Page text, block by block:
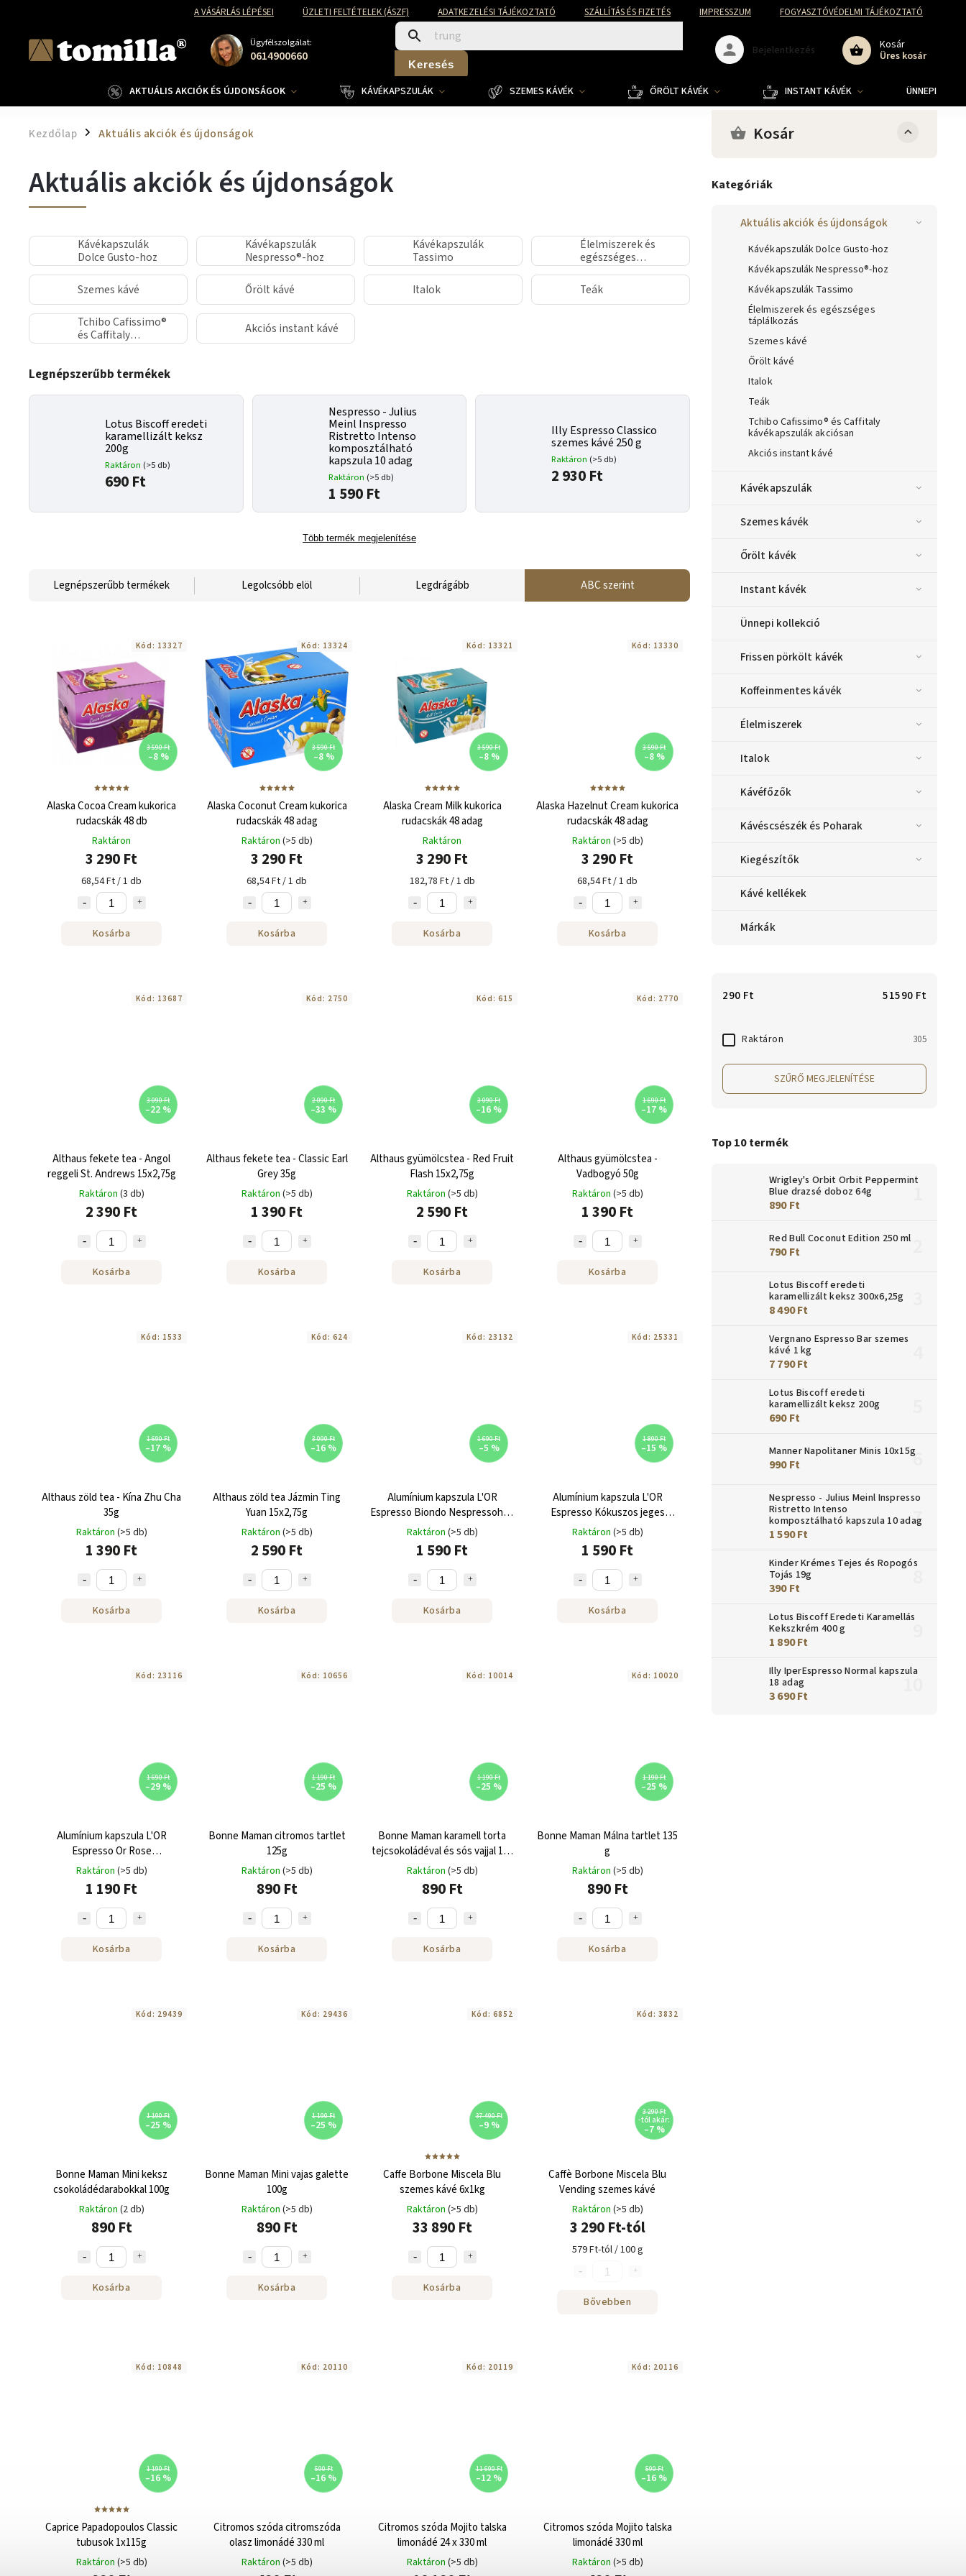
A VÁSÁRLÁS LÉPÉSEI ÜZLETI FELTÉTELEK (ÁSZF) ADATKEZELÉSI TÁJÉKOZTATÓ SZÁLLÍTÁS ÉS FIZETÉS IMPRESSZUM FOGYASZTÓVÉDELMI TÁJÉKOZTATÓ
Ügyfélszolgálat:
0614900660 Keresés
Kosár
Üres kosár
Bejelentkezés
AKTUÁLIS AKCIÓK ÉS ÚJDONSÁGOK KÁVÉKAPSZULÁK SZEMES KÁVÉK ŐRÖLT KÁVÉK INSTANT KÁVÉK ÜNNEPI
Kezdőlap / Aktuális akciók és újdonságok Kosár
Kategóriák
Aktuális akciók és újdonságok
Kávékapszulák Dolce Gusto-hoz
Kávékapszulák Nespresso®-hoz
Kávékapszulák Tassimo
Élelmiszerek és egészséges
táplálkozás
Szemes kávé
Őrölt kávé
Italok
Teák
Tchibo Cafissimo® és Caffitaly
kávékapszulák akciósan
Akciós instant kávé
Kávékapszulák
Szemes kávék
Őrölt kávék
Instant kávék
Ünnepi kollekció
Frissen pörkölt kávék
Koffeinmentes kávék
Élelmiszerek
Italok
Kávéfőzők
Kávéscsészék és Poharak
Kiegészítők
Kávé kellékek
Márkák
290 Ft 51590 Ft
Raktáron 305
SZŰRŐ MEGJELENÍTÉSE
Top 10 termék
Wrigley's Orbit Orbit Peppermint
Blue drazsé doboz 64g
890 Ft
Red Bull Coconut Edition 250 ml
790 Ft
Lotus Biscoff eredeti
karamellizált keksz 300x6,25g
8 490 Ft
Vergnano Espresso Bar szemes
kávé 1 kg
7 790 Ft
Lotus Biscoff eredeti
karamellizált keksz 200g
690 Ft
Manner Napolitaner Minis 10x15g
990 Ft
Nespresso - Julius Meinl Inspresso
Ristretto Intenso
komposztálható kapszula 10 adag
1 590 Ft
Kinder Krémes Tejes és Ropogós
Tojás 19g
390 Ft
Lotus Biscoff Eredeti Karamellás
Kekszkrém 400 g
1 890 Ft
Illy IperEspresso Normal kapszula
18 adag
3 690 Ft
Aktuális akciók és újdonságok
Kávékapszulák
Dolce Gusto-hoz
Kávékapszulák
Nespresso®-hoz
Kávékapszulák
Tassimo
Élelmiszerek és
egészséges
táplálkozás
Szemes kávé
Őrölt kávé Italok Teák
Tchibo Cafissimo®
és Caffitaly
kávékapszulák
Akciós instant kávé
Legnépszerűbb termékek
Lotus Biscoff eredeti
karamellizált keksz
200g
Raktáron (>5 db)
690 Ft
Nespresso - Julius
Meinl Inspresso
Ristretto Intenso
komposztálható
kapszula 10 adag
Raktáron (>5 db)
1 590 Ft
Illy Espresso Classico
szemes kávé 250 g
Raktáron (>5 db)
2 930 Ft
Több termék megjelenítése
Legnépszerűbb termékek Legolcsóbb elöl Legdrágább ABC szerint
3 590 Ft
–8 %
Alaska Cocoa Cream kukorica
rudacskák 48 db
Raktáron
3 290 Ft
68,54 Ft / 1 db
Kosárba
Kód: 13327
3 590 Ft
–8 %
Alaska Coconut Cream kukorica
rudacskák 48 adag
Raktáron (>5 db)
3 290 Ft
68,54 Ft / 1 db
Kosárba
Kód: 13324
3 590 Ft
–8 %
Alaska Cream Milk kukorica
rudacskák 48 adag
Raktáron
3 290 Ft
182,78 Ft / 1 db
Kosárba
Kód: 13321
3 590 Ft
–8 %
Alaska Hazelnut Cream kukorica
rudacskák 48 adag
Raktáron (>5 db)
3 290 Ft
68,54 Ft / 1 db
Kosárba
Kód: 13330
3 090 Ft
–22 %
Althaus fekete tea - Angol
reggeli St. Andrews 15x2,75g
Raktáron (3 db)
2 390 Ft
Kosárba
Kód: 13687
2 090 Ft
–33 %
Althaus fekete tea - Classic Earl
Grey 35g
Raktáron (>5 db)
1 390 Ft
Kosárba
Kód: 2750
3 090 Ft
–16 %
Althaus gyümölcstea - Red Fruit
Flash 15x2,75g
Raktáron (>5 db)
2 590 Ft
Kosárba
Kód: 615
1 690 Ft
–17 %
Althaus gyümölcstea -
Vadbogyó 50g
Raktáron (>5 db)
1 390 Ft
Kosárba
Kód: 2770
1 690 Ft
–17 %
Althaus zöld tea - Kína Zhu Cha
35g
Raktáron (>5 db)
1 390 Ft
Kosárba
Kód: 1533
3 090 Ft
–16 %
Althaus zöld tea Jázmin Ting
Yuan 15x2,75g
Raktáron (>5 db)
2 590 Ft
Kosárba
Kód: 624
1 690 Ft
–5 %
Alumínium kapszula L'OR
Espresso Biondo Nespressohoz
10 db
Raktáron (>5 db)
1 590 Ft
Kosárba
Kód: 23132
1 890 Ft
–15 %
Alumínium kapszula L'OR
Espresso Kókuszos jeges
Nespressohoz 10db
Raktáron (>5 db)
1 590 Ft
Kosárba
Kód: 25331
1 690 Ft
–29 %
Alumínium kapszula L'OR
Espresso Or Rose
Nespressohoz 10 db
Raktáron (>5 db)
1 190 Ft
Kosárba
Kód: 23116
1 190 Ft
–25 %
Bonne Maman citromos tartlet
125g
Raktáron (>5 db)
890 Ft
Kosárba
Kód: 10656
1 190 Ft
–25 %
Bonne Maman karamell torta
tejcsokoládéval és sós vajjal 135
g
Raktáron (>5 db)
890 Ft
Kosárba
Kód: 10014
1 190 Ft
–25 %
Bonne Maman Málna tartlet 135
g
Raktáron (>5 db)
890 Ft
Kosárba
Kód: 10020
1 190 Ft
–25 %
Bonne Maman Mini keksz
csokoládédarabokkal 100g
Raktáron (2 db)
890 Ft
Kosárba
Kód: 29439
1 190 Ft
–25 %
Bonne Maman Mini vajas galette
100g
Raktáron (>5 db)
890 Ft
Kosárba
Kód: 29436
37 490 Ft
–9 %
Caffe Borbone Miscela Blu
szemes kávé 6x1kg
Raktáron (>5 db)
33 890 Ft
Kosárba
Kód: 6852
3 290 Ft
-tól akár:
–7 %
Caffè Borbone Miscela Blu
Vending szemes kávé
Raktáron (>5 db)
3 290 Ft-tól
579 Ft-tól / 100 g
Bővebben
Kód: 3832
1 190 Ft
–16 %
Caprice Papadopoulos Classic
tubusok 1x115g
Raktáron (>5 db)
Kód: 10848
590 Ft
–16 %
Citromos szóda citromszóda
olasz limonádé 330 ml
Raktáron (>5 db)
Kód: 20110
11 690 Ft
–12 %
Citromos szóda Mojito talska
limonádé 24 x 330 ml
Raktáron (>5 db)
Kód: 20119
590 Ft
–16 %
Citromos szóda Mojito talska
limonádé 330 ml
Raktáron (>5 db)
Kód: 20116